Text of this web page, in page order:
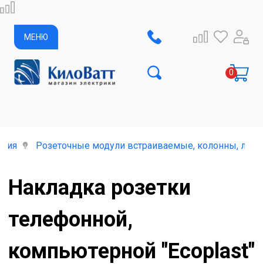
МЕНЮ
Розеточные модули встраиваемые, колонны,
Накладка розетки
телефонной,
компьютерной "Ecoplast"